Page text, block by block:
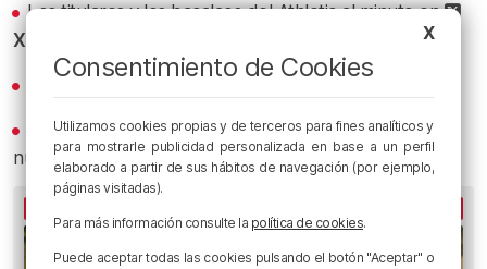
Los titulares y los bacalaos del Athletic al minuto en
X
Recibe las actualizaciones de nuestra programación y
nuestras noticias en nuestro
canal de Telegram
X
Consentimiento de Cookies
Utilizamos cookies propias y de terceros para fines analíticos y
para mostrarle publicidad personalizada en base a un perfil
elaborado a partir de sus hábitos de navegación (por ejemplo,
páginas visitadas).
Para más información consulte la política de cookies.
Puede aceptar todas las cookies pulsando el botón "Aceptar" o